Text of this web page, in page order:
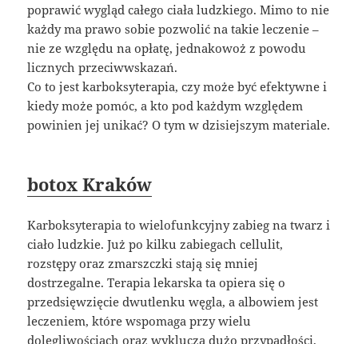
poprawić wygląd całego ciała ludzkiego. Mimo to nie
każdy ma prawo sobie pozwolić na takie leczenie –
nie ze względu na opłatę, jednakowoż z powodu
licznych przeciwwskazań.
Co to jest karboksyterapia, czy może być efektywne i
kiedy może pomóc, a kto pod każdym względem
powinien jej unikać? O tym w dzisiejszym materiale.
botox Kraków
Karboksyterapia to wielofunkcyjny zabieg na twarz i
ciało ludzkie. Już po kilku zabiegach cellulit,
rozstępy oraz zmarszczki stają się mniej
dostrzegalne. Terapia lekarska ta opiera się o
przedsięwzięcie dwutlenku węgla, a albowiem jest
leczeniem, które wspomaga przy wielu
dolegliwościach oraz wyklucza dużo przypadłości,